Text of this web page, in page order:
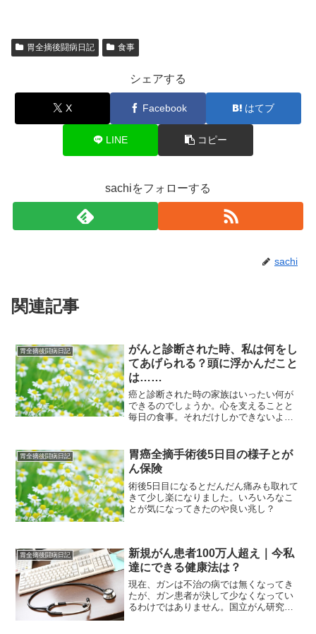
胃全摘後闘病日記 食事
シェアする
X Facebook はてブ
LINE コピー
sachiをフォローする
sachi
関連記事
胃全摘後闘病日記
がんと診断された時、私は何をし
てあげられる？頭に浮かんだこと
は……
癌と診断された時の家族はいったい何が
できるのでしょうか。心を支えることと
毎日の食事。それだけしかできないよう
り添うこと。それが一番大切だと思いま
す。
胃全摘後闘病日記
胃癌全摘手術後5日目の様子とが
ん保険
術後5日目になるとだんだん痛みも取れて
きて少し楽になりました。いろいろなこ
とが気になってきたのや良い兆し？
胃全摘後闘病日記
新規がん患者100万人超え｜今私
達にできる健康法は？
現在、ガンは不治の病では無くなってき
たが、ガン患者が決して少なくなってい
るわけではありません。国立がん研究セ